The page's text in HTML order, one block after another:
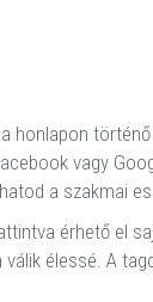
honlapon
vagy
a szakmai
érhető el
élessé. A